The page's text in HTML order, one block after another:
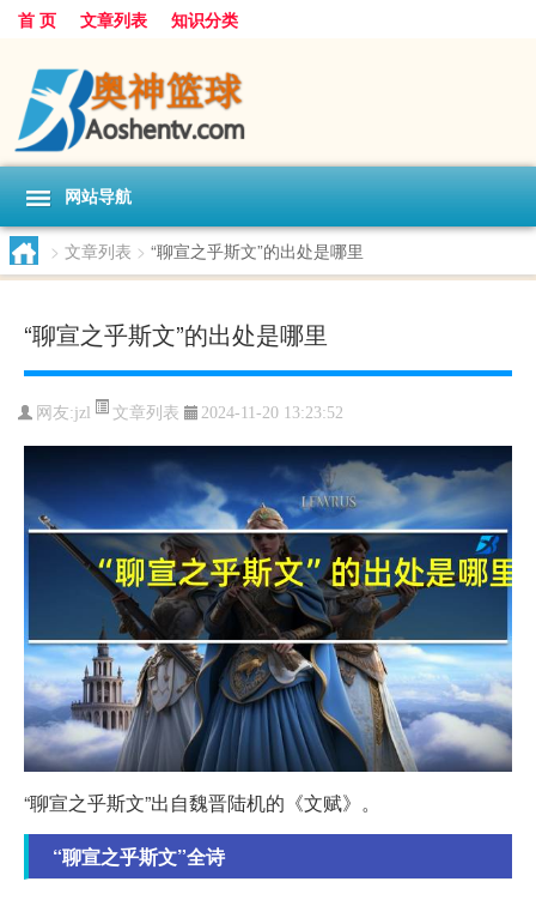
首 页 文章列表 知识分类
网站导航
> 文章列表 > “聊宣之乎斯文”的出处是哪里
“聊宣之乎斯文”的出处是哪里
网友:jzl 文章列表 2024-11-20 13:23:52
“聊宣之乎斯文”出自魏晋陆机的《文赋》。
“聊宣之乎斯文”全诗